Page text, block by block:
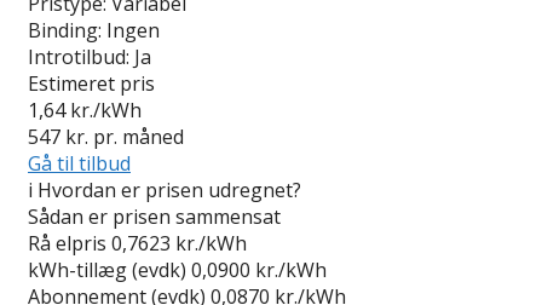
Binding: Ingen
Introtilbud: Ja
Estimeret pris
1,64 kr./kWh
547 kr. pr. måned
Gå til tilbud
i Hvordan er prisen udregnet?
Sådan er prisen sammensat
Rå elpris 0,7623 kr./kWh
kWh-tillæg (evdk) 0,0900 kr./kWh
Abonnement (evdk) 0,0870 kr./kWh